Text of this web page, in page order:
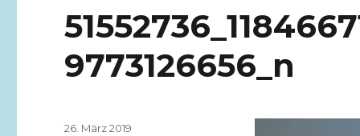
9773126656_n
Veröffentlicht
26. März 2019